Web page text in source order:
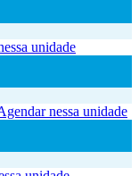
unidade
nessa unidade